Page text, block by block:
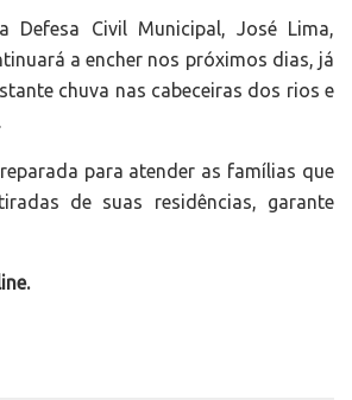
Defesa Civil Municipal, José Lima,
a encher nos próximos dias, já
chuva nas cabeceiras dos rios e
para atender as famílias que
de suas residências, garante